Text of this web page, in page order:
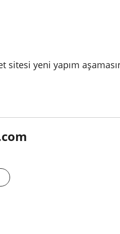
sitesi yeni yapım